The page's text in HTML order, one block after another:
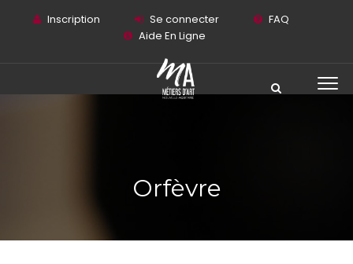
Inscription Se connecter
FAQ
Aide En Ligne
Orfèvre